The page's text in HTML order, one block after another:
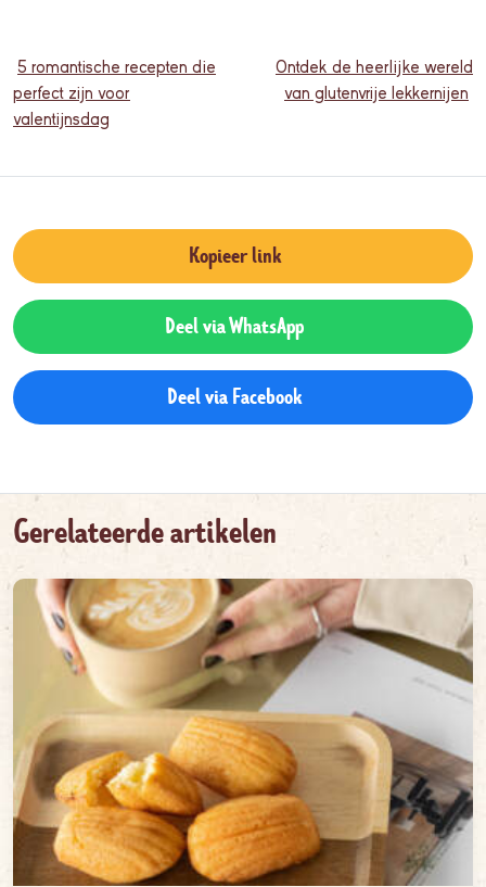
5 romantische recepten die
perfect zijn voor
valentijnsdag
Ontdek de heerlijke wereld
van glutenvrije lekkernijen
Kopieer link
Deel via WhatsApp
Deel via Facebook
Gerelateerde artikelen